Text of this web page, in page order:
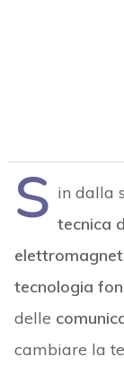
S in dalla
tecnica
tecnologia
delle
cambiare la